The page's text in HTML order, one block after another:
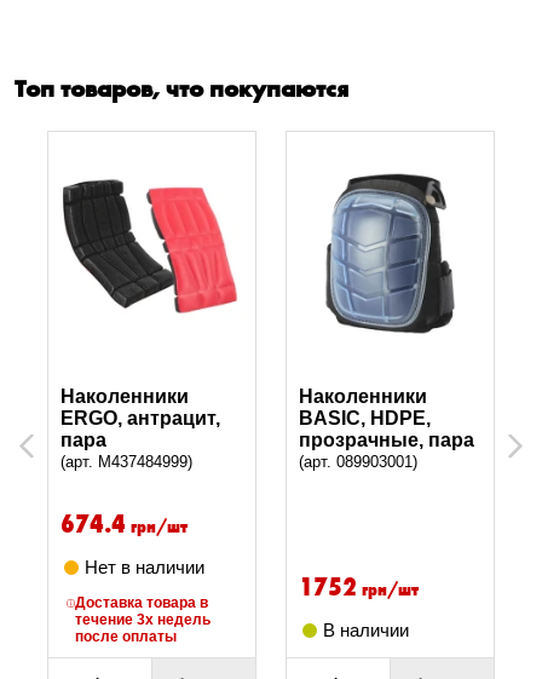
Топ товаров, что покупаются
Previous
Наколенники
ERGO, антрацит,
пара
(арт. M437484999)
674.4 грн/шт
Нет в наличии
Доставка товара в
течение 3х недель
после оплаты
Наколенники
BASIC, HDPE,
прозрачные, пара
(арт. 089903001)
1752 грн/шт
В наличии
Next